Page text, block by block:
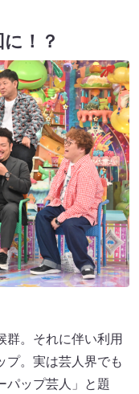
！？
群。それに伴い利用
プ。実は芸人界でも
ップ芸人」と題